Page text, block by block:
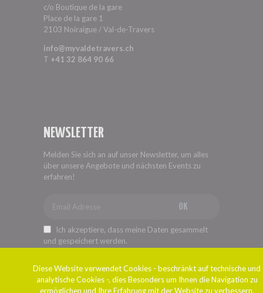
c/o Boutique de la gare
Place de la gare 1
2103 Noiraigue / Val-de-Travers
info@myvaldetravers.ch
T +41 32 864 90 66
NEWSLETTER
Melden Sie sich an auf unser Newsletter, um alles
über unsere Angebote und nächsten Events zu
erfahren!
OK
Ich akzeptiere, dass meine Daten gesammelt
und gespeichert werden.
Diese Website verwendet Cookies - beschränkt auf technische und
analytische Cookies -, dies Besonders um Ihnen die Navigation zu
ermöglichen und Ihre Erfahrung mit der Website zu verbessern.